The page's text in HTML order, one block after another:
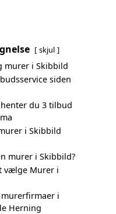
skjul
murer i Skibbild
siden
du 3 tilbud
i Skibbild
murer i Skibbild?
vælge Murer i
i
Herning